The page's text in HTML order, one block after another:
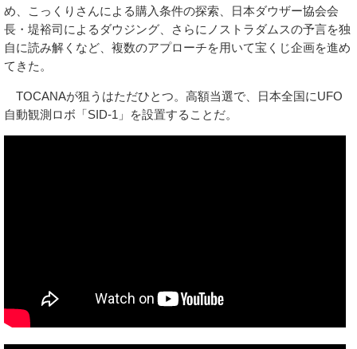
め、こっくりさんによる購入条件の探索、日本ダウザー協会会
長・堤裕司によるダウジング、さらにノストラダムスの予言を独
自に読み解くなど、複数のアプローチを用いて宝くじ企画を進め
てきた。
TOCANAが狙うはただひとつ。高額当選で、日本全国にUFO
自動観測ロボ「SID-1」を設置することだ。